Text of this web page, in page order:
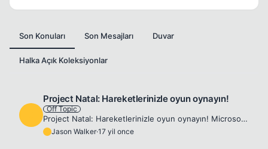
Son Konuları Son Mesajları Duvar
Halka Açık Koleksiyonlar
Project Natal: Hareketlerinizle oyun oynayın!
Off Topic
Project Natal: Hareketlerinizle oyun oynayın! Microsoft Los Angeles'ta düzenlenen E3 2009'da Project Natal'ı tanıttı. Microsoft Project Natal, bir hareket kontrolcüsünden aslında daha fazlası. Natal ...
Jason Walker·17 yil once